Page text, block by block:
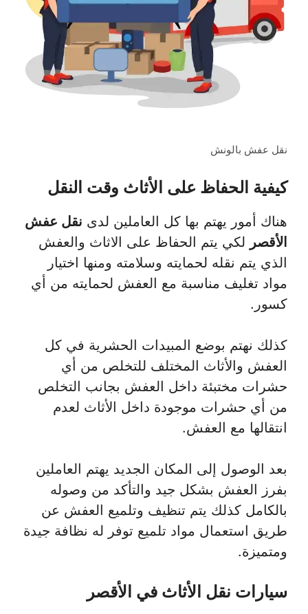
نقل عفش بالونش
كيفية الحفاظ على الأثاث وقت النقل
هناك أمور يهتم بها كل العاملين لدى نقل عفش
الأقصر لكي يتم الحفاظ على الاثاث والعفش
الذي يتم نقله لحمايته وسلامته ومنها اختيار
مواد تغليف مناسبة مع العفش لحمايته من أي
كسور.
كذلك نهتم بوضع المبيدات الحشرية في كل
العفش والأثاث المختلف للتخلص من أي
حشرات مختبئة داخل العفش بجانب التخلص
من أي حشرات موجودة داخل الأثاث لعدم
انتقالها مع العفش.
بعد الوصول إلى المكان الجديد يهتم العاملين
بفرز العفش بشكل جيد والتأكد من وصوله
بالكامل كذلك يتم تنظيف وتلميع العفش عن
طريق استعمال مواد تلميع توفر له نظافة جيدة
ومتميزة.
سيارات نقل الأثاث في الأقصر